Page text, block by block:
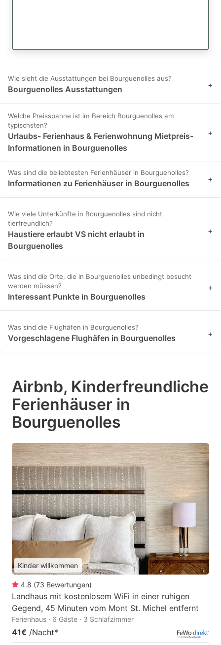
Wie sieht die Ausstattungen bei Bourguenolles aus?
Bourguenolles Ausstattungen +
Welche Preisspanne ist im Bereich Bourguenolles am
typischsten?
Urlaubs- Ferienhaus & Ferienwohnung Mietpreis-
Informationen in Bourguenolles
+
Was sind die beliebtesten Ferienhäuser in Bourguenolles?
Informationen zu Ferienhäuser in Bourguenolles +
Wie viele Unterkünfte in Bourguenolles sind nicht
tierfreundlich?
Haustiere erlaubt VS nicht erlaubt in
Bourguenolles
+
Was sind die Orte, die in Bourguenolles unbedingt besucht
werden müssen?
Interessant Punkte in Bourguenolles
+
Was sind die Flughäfen in Bourguenolles?
Vorgeschlagene Flughäfen in Bourguenolles +
Airbnb, Kinderfreundliche
Ferienhäuser in
Bourguenolles
Kinder willkommen
4.8 (73 Bewertungen)
Landhaus mit kostenlosem WiFi in einer ruhigen
Gegend, 45 Minuten vom Mont St. Michel entfernt
Ferienhaus · 6 Gäste · 3 Schlafzimmer
41€ /Nacht*